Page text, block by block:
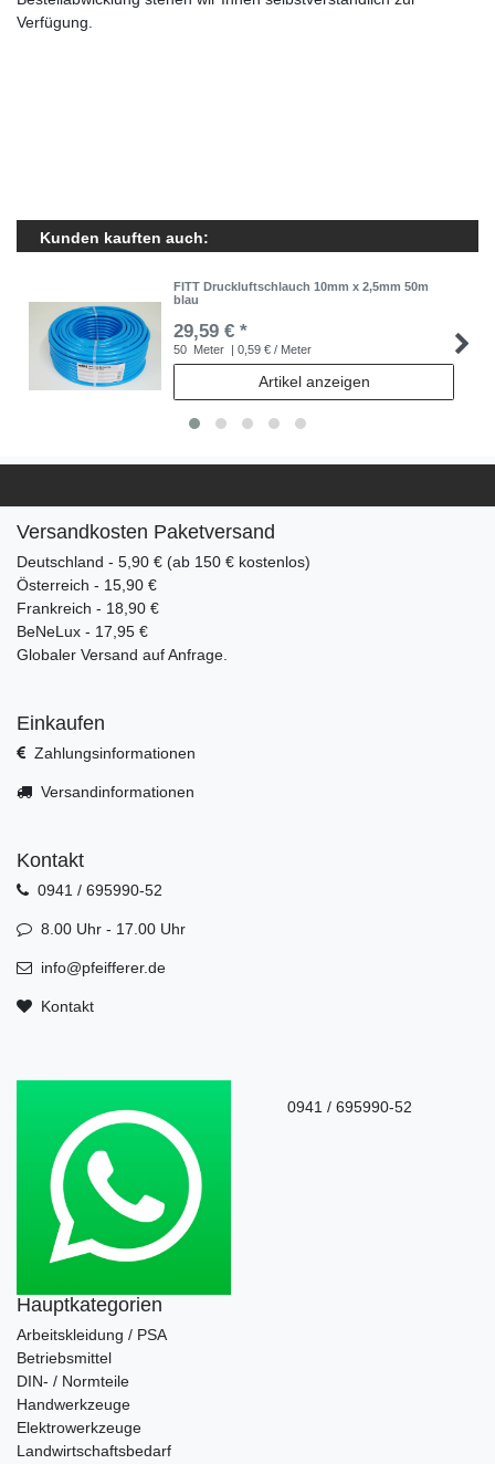
Verfügung.
Kunden kauften auch:
FITT Druckluftschlauch 10mm x 2,5mm 50m
blau
29,59 € *
50 Meter | 0,59 € / Meter
Artikel anzeigen
Versandkosten Paketversand
Deutschland - 5,90 € (ab 150 € kostenlos)
Österreich - 15,90 €
Frankreich - 18,90 €
BeNeLux - 17,95 €
Globaler Versand auf Anfrage.
Einkaufen
Zahlungsinformationen
Versandinformationen
Kontakt
0941 / 695990-52
8.00 Uhr - 17.00 Uhr
info@pfeifferer.de
Kontakt
0941 / 695990-52
Hauptkategorien
Arbeitskleidung / PSA
Betriebsmittel
DIN- / Normteile
Handwerkzeuge
Elektrowerkzeuge
Landwirtschaftsbedarf